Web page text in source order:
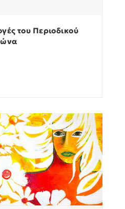
του Περιοδικού